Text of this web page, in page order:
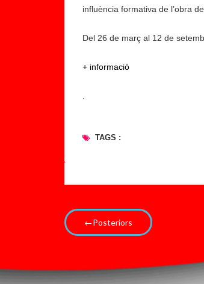
influència formativa de l’obra
Del 26 de març al 12 de
+ informació
TAGS :
←Posteriors